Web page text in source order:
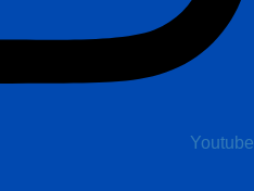
Youtube